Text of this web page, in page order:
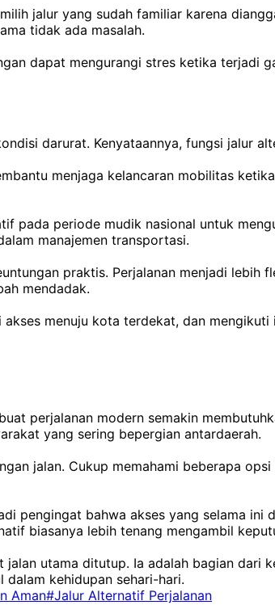
jalur yang sudah familiar karena
tidak ada masalah.
dapat mengurangi stres ketika terjadi
darurat. Kenyataannya, fungsi jalur
menjaga kelancaran mobilitas
pada periode mudik nasional untuk
manajemen transportasi.
praktis. Perjalanan menjadi
mendadak.
menuju kota terdekat, dan
perjalanan modern semakin
yang sering bepergian antardaerah.
jalan. Cukup memahami beberapa
pengingat bahwa akses yang selama
biasanya lebih tenang mengambil
utama ditutup. Ia adalah bagian dari
kehidupan sehari-hari.
Aman#Jalur Alternatif Perjalanan